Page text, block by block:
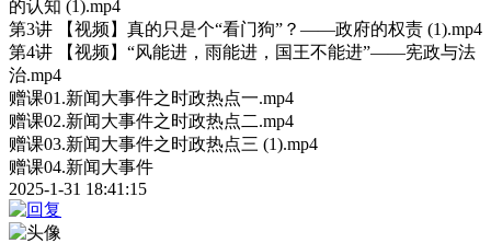
的认知 (1).mp4
第3讲 【视频】真的只是个“看门狗”？——政府的权责 (1).mp4
第4讲 【视频】“风能进，雨能进，国王不能进”——宪政与法
治.mp4
赠课01.新闻大事件之时政热点一.mp4
赠课02.新闻大事件之时政热点二.mp4
赠课03.新闻大事件之时政热点三 (1).mp4
赠课04.新闻大事件
2025-1-31 18:41:15